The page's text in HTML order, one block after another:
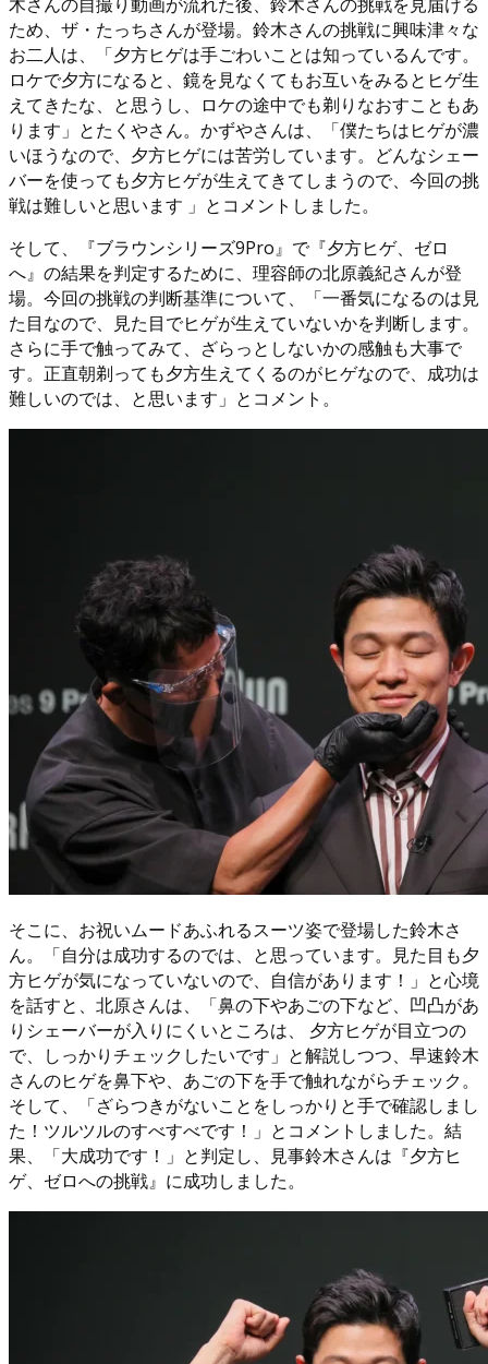
ため、ザ・たっちさんが登場。鈴木さんの挑戦に興味津々な
お二人は、「夕方ヒゲは手ごわいことは知っているんです。
ロケで夕方になると、鏡を見なくてもお互いをみるとヒゲ生
えてきたな、と思うし、ロケの途中でも剃りなおすこともあ
ります」とたくやさん。かずやさんは、「僕たちはヒゲが濃
いほうなので、夕方ヒゲには苦労しています。どんなシェー
バーを使っても夕方ヒゲが生えてきてしまうので、今回の挑
戦は難しいと思います 」とコメントしました。
そして、『ブラウンシリーズ9Pro』で『夕方ヒゲ、ゼロ
へ』の結果を判定するために、理容師の北原義紀さんが登
場。今回の挑戦の判断基準について、「一番気になるのは見
た目なので、見た目でヒゲが生えていないかを判断します。
さらに手で触ってみて、ざらっとしないかの感触も大事で
す。正直朝剃っても夕方生えてくるのがヒゲなので、成功は
難しいのでは、と思います」とコメント。
そこに、お祝いムードあふれるスーツ姿で登場した鈴木さ
ん。「自分は成功するのでは、と思っています。見た目も夕
方ヒゲが気になっていないので、自信があります！」と心境
を話すと、北原さんは、「鼻の下やあごの下など、凹凸があ
りシェーバーが入りにくいところは、 夕方ヒゲが目立つの
で、しっかりチェックしたいです」と解説しつつ、早速鈴木
さんのヒゲを鼻下や、あごの下を手で触れながらチェック。
そして、「ざらつきがないことをしっかりと手で確認しまし
た！ツルツルのすべすべです！」とコメントしました。結
果、「大成功です！」と判定し、見事鈴木さんは『夕方ヒ
ゲ、ゼロへの挑戦』に成功しました。